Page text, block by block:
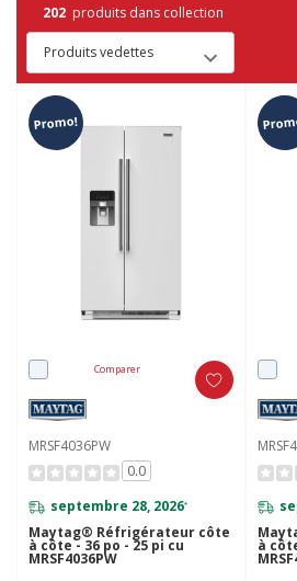
202 produits dans collection
Promo!
Comparer
MRSF4036PW
0.0
septembre 28, 2026*
Maytag® Réfrigérateur côte
à côte - 36 po - 25 pi cu
MRSF4036PW
à